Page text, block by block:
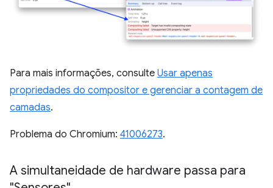
Para mais informações, consulte Usar apenas
propriedades do compositor e gerenciar a contagem de
camadas.
Problema do Chromium: 41006273.
A simultaneidade de hardware passa para